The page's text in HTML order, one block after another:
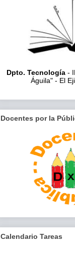
Dpto. Tecnología -
Águila" - El
Docentes por la
Calendario Tareas